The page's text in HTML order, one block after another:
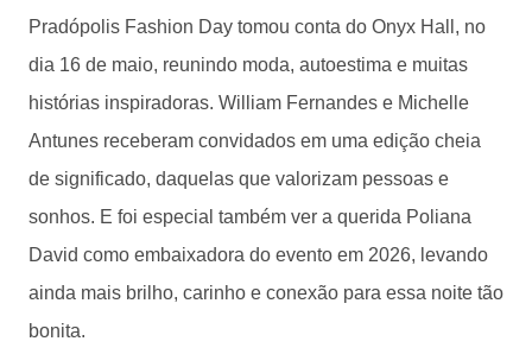
Pradópolis Fashion Day tomou conta do Onyx Hall, no
dia 16 de maio, reunindo moda, autoestima e muitas
histórias inspiradoras. William Fernandes e Michelle
Antunes receberam convidados em uma edição cheia
de significado, daquelas que valorizam pessoas e
sonhos. E foi especial também ver a querida Poliana
David como embaixadora do evento em 2026, levando
ainda mais brilho, carinho e conexão para essa noite tão
bonita.